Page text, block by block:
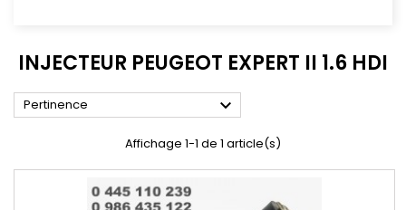
INJECTEUR PEUGEOT EXPERT II 1.6 HDI
Pertinence 
Affichage 1-1 de 1 article(s)